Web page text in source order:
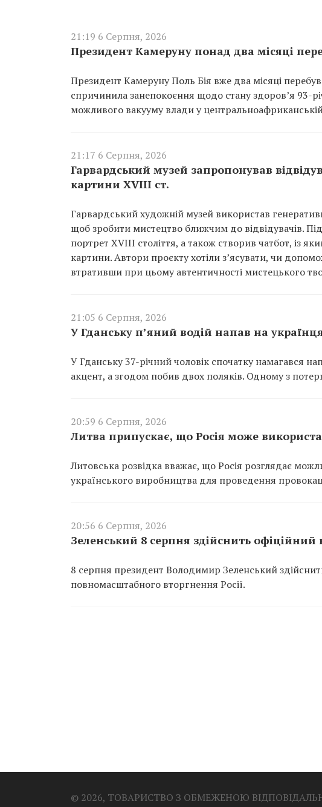
21:19 6 Серпня, 2026
Президент Камеруну понад два місяці
Президент Камеруну Поль Бія вже два місяці
спричинила занепокоєння щодо стану здоров’я 93-
можливого вакууму влади у центральноафриканській
21:17 6 Серпня, 2026
Гарвардський музей запропонував
картини XVIII ст.
Гарвардський художній музей використав
щоб зробити мистецтво ближчим до відвідувачів.
портрет XVIII століття, а також створив чатбот, із
картини. Автори проєкту хотіли з’ясувати, чи
втративши при цьому автентичності мистецького
21:05 6 Серпня, 2026
У Гданську п’яний водій напав на
У Гданську 37-річний чоловік спочатку намагався
акцент, а згодом побив двох поляків. Одному з
20:59 6 Серпня, 2026
Литва припускає, що Росія може
Литовська розвідка вважає, що Росія розглядає
українського виробництва для проведення
20:56 6 Серпня, 2026
Зеленський 8 серпня здійснить офіційний
8 серпня президент Володимир Зеленський
повномасштабного вторгнення Росії.
© 2026, ТОВАРИСТВО З ОБМЕЖЕНОЮ